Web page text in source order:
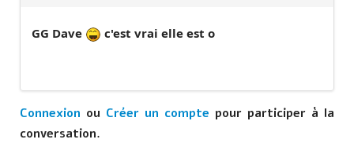
GG Dave c'est vrai elle est o
Connexion ou Créer un compte pour participer à la
conversation.